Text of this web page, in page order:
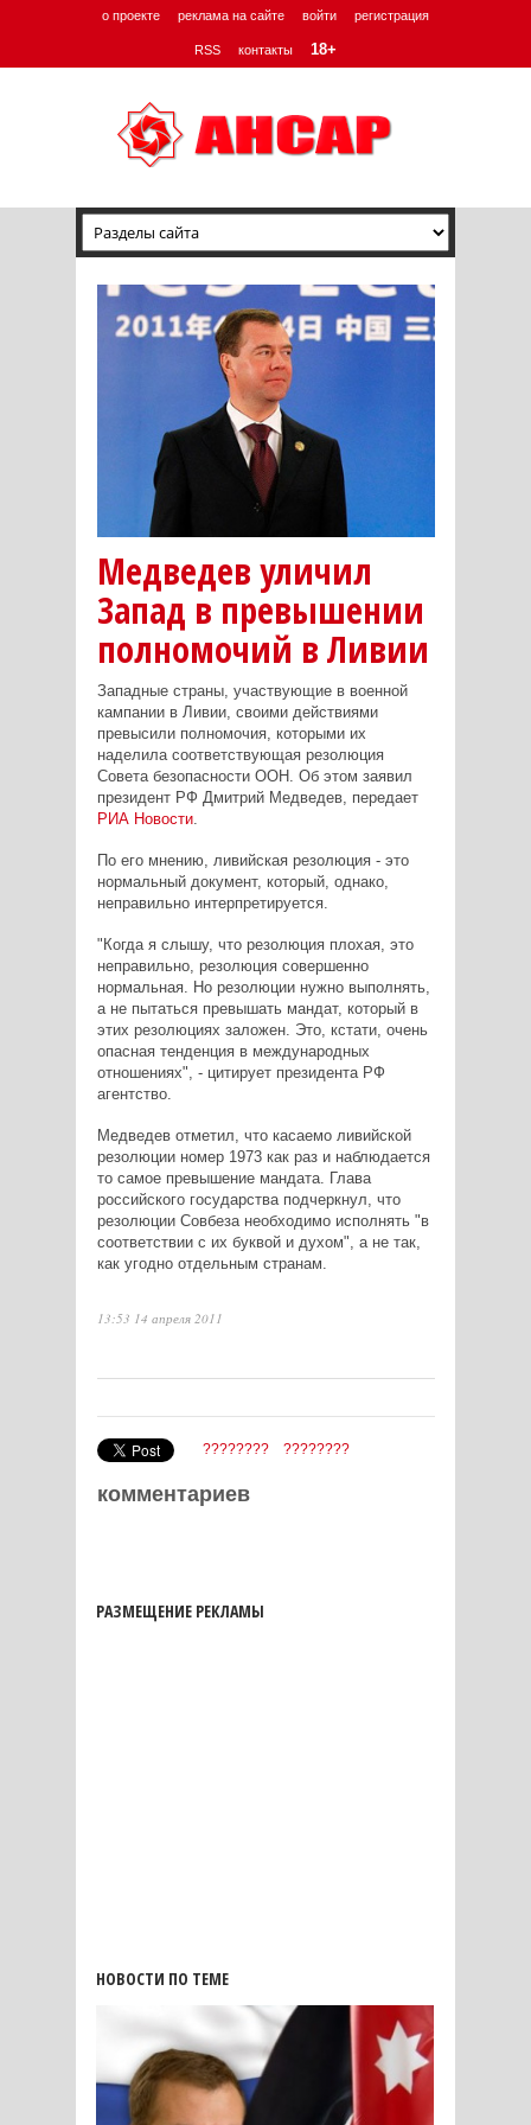
о проекте реклама на сайте войти регистрация
RSS контакты 18+
Медведев уличил
Запад в превышении
полномочий в Ливии
Западные страны, участвующие в военной
кампании в Ливии, своими действиями
превысили полномочия, которыми их
наделила соответствующая резолюция
Совета безопасности ООН. Об этом заявил
президент РФ Дмитрий Медведев, передает
РИА Новости.
По его мнению, ливийская резолюция - это
нормальный документ, который, однако,
неправильно интерпретируется.
"Когда я слышу, что резолюция плохая, это
неправильно, резолюция совершенно
нормальная. Но резолюции нужно выполнять,
а не пытаться превышать мандат, который в
этих резолюциях заложен. Это, кстати, очень
опасная тенденция в международных
отношениях", - цитирует президента РФ
агентство.
Медведев отметил, что касаемо ливийской
резолюции номер 1973 как раз и наблюдается
то самое превышение мандата. Глава
российского государства подчеркнул, что
резолюции Совбеза необходимо исполнять "в
соответствии с их буквой и духом", а не так,
как угодно отдельным странам.
13:53 14 апреля 2011
???????? ????????
комментариев
РАЗМЕЩЕНИЕ РЕКЛАМЫ
НОВОСТИ ПО ТЕМЕ